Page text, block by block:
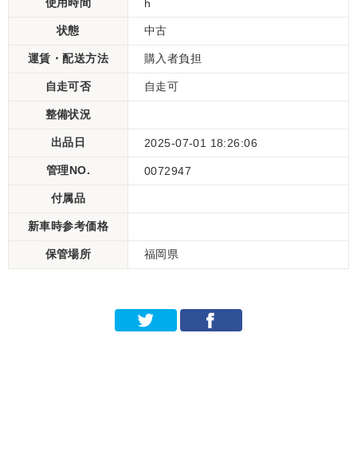
h
状態 中古
運賃・配送方法 購入者負担
自走可否 自走可
整備状況
出品日 2025-07-01 18:26:06
管理NO. 0072947
付属品
新車時参考価格
保管場所 福岡県